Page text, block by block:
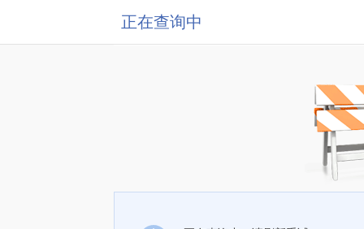
正在查询中